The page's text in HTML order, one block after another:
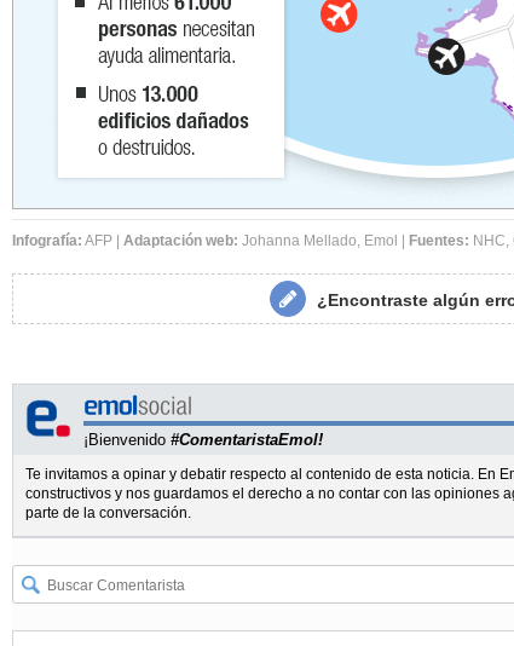
Infografía: AFP | Adaptación web: Johanna Mellado, Emol | Fuentes: NHC,
¿Encontraste algún
¡Bienvenido #ComentaristaEmol!
Te invitamos a opinar y debatir respecto al contenido de esta noticia. En
constructivos y nos guardamos el derecho a no contar con las opiniones
parte de la conversación.